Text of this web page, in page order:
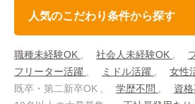
人気のこだわり条件から探す
職種未経験OK 社会人未経験OK
フリーター活躍
ミドル活躍
女性
既卒・第二新卒OK
学歴不問 資